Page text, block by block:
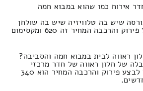
אירוח כמו שהוא במבוא חמה
שיש בה טלוויזיה שיש בה שולחן
הול מרכזי בתמזוגת של פירוק והרכבה המחיר זה 620 ומקסימום
ראווה לבית במבוא חמה והסביבה?
של חלון ראווה של חדר מרכזי
מזכוכית/עץ/גבס כולל לבצע פירוק והרכבה המחיר הוא 340